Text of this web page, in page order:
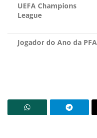
UEFA Champions
League
Jogador do Ano da PFA